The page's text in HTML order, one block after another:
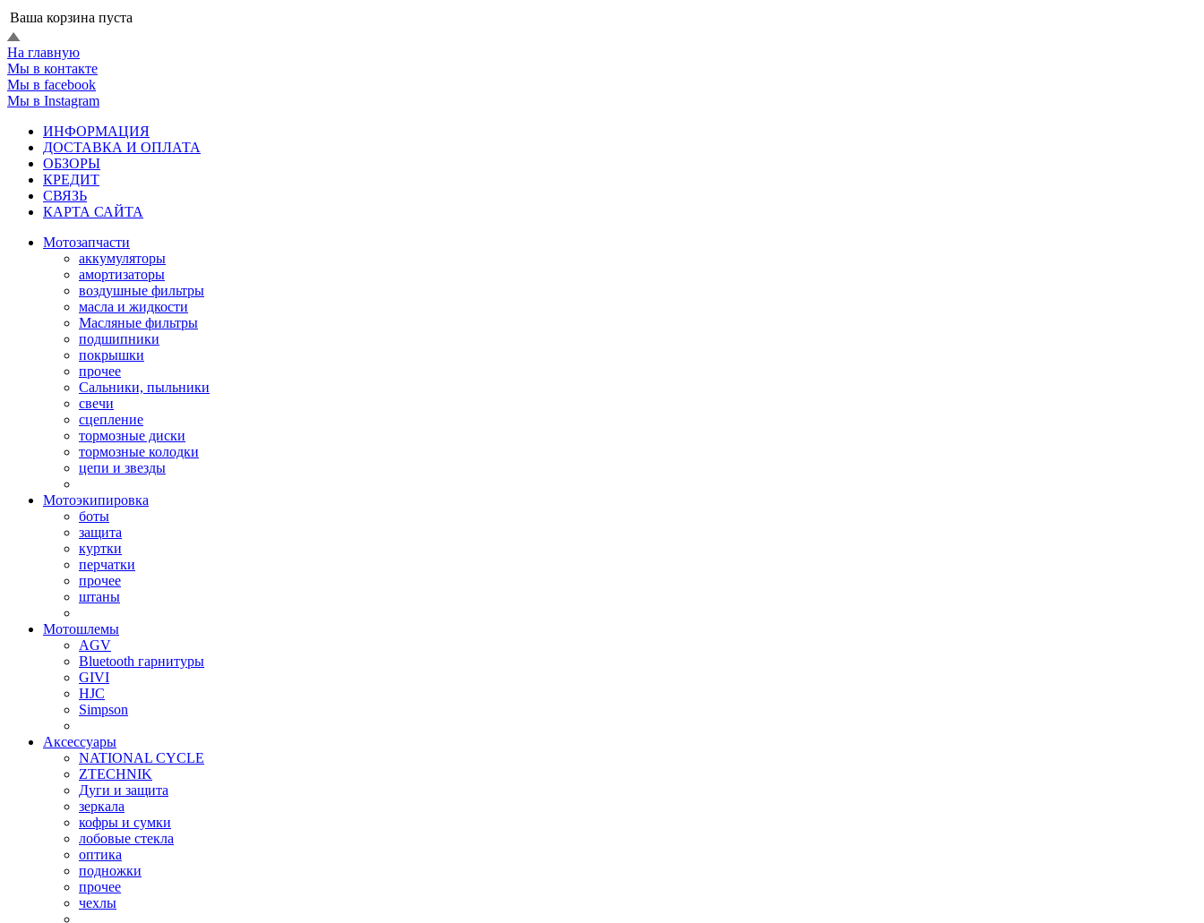
Ваша корзина пуста
На главную
Мы в контакте
Мы в facebook
Мы в Instagram
ИНФОРМАЦИЯ
ДОСТАВКА И ОПЛАТА
ОБЗОРЫ
КРЕДИТ
СВЯЗЬ
КАРТА САЙТА
Мотозапчасти
аккумуляторы
амортизаторы
воздушные фильтры
масла и жидкости
Масляные фильтры
подшипники
покрышки
прочее
Сальники, пыльники
свечи
сцепление
тормозные диски
тормозные колодки
цепи и звезды
Мотоэкипировка
боты
защита
куртки
перчатки
прочее
штаны
Мотошлемы
AGV
Bluetooth гарнитуры
GIVI
HJC
Simpson
Аксессуары
NATIONAL CYCLE
ZTECHNIK
Дуги и защита
зеркала
кофры и сумки
лобовые стекла
оптика
подножки
прочее
чехлы